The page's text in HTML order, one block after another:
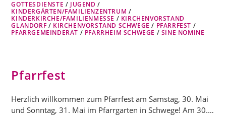
GOTTESDIENSTE / JUGEND /
KINDERGÄRTEN/FAMILIENZENTRUM /
KINDERKIRCHE/FAMILIENMESSE / KIRCHENVORSTAND
GLANDORF / KIRCHENVORSTAND SCHWEGE / PFARRFEST /
PFARRGEMEINDERAT / PFARRHEIM SCHWEGE / SINE NOMINE
Pfarrfest
Herzlich willkommen zum Pfarrfest am Samstag, 30. Mai
und Sonntag, 31. Mai im Pfarrgarten in Schwege! Am 30.…